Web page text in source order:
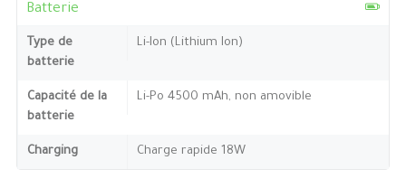
Batterie
Type de
batterie
Li-Ion (Lithium Ion)
Capacité de la
batterie
Li-Po 4500 mAh, non amovible
Charging Charge rapide 18W